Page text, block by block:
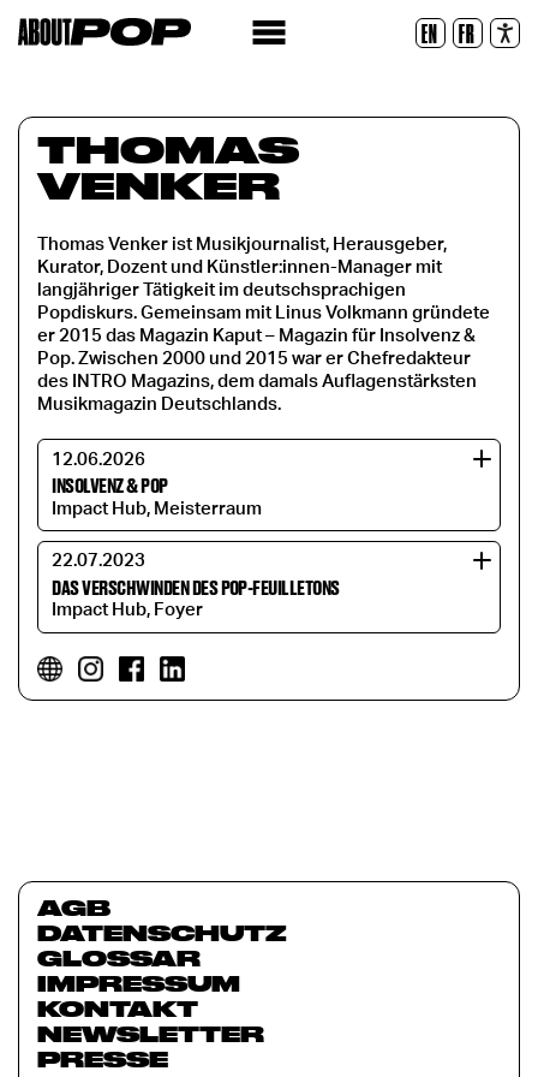
EN FR
Zurücksetzen
THOMAS
VENKER
Thomas Venker ist Musikjournalist, Herausgeber,
Kurator, Dozent und Künstler:innen-Manager mit
langjähriger Tätigkeit im deutschsprachigen
Popdiskurs. Gemeinsam mit Linus Volkmann gründete
er 2015 das Magazin Kaput – Magazin für Insolvenz &
Pop. Zwischen 2000 und 2015 war er Chefredakteur
des INTRO Magazins, dem damals Auflagenstärksten
Musikmagazin Deutschlands.
12.06.2026
INSOLVENZ & POP
Impact Hub, Meisterraum
22.07.2023
DAS VERSCHWINDEN DES POP-FEUILLETONS
Impact Hub, Foyer
AGB
DATENSCHUTZ
GLOSSAR
IMPRESSUM
KONTAKT
NEWSLETTER
PRESSE